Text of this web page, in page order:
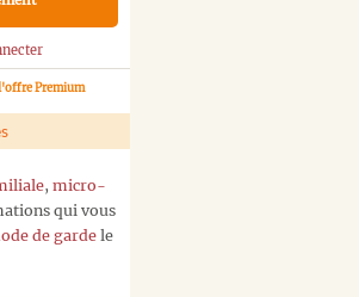
Premium
, micro-
qui vous
de garde le